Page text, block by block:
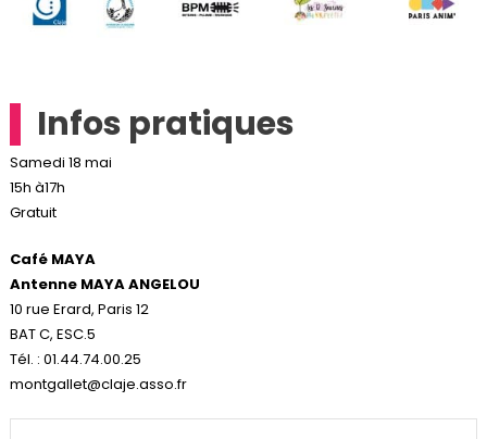
Infos pratiques
Samedi 18 mai
15h à17h
Gratuit
Café MAYA
Antenne MAYA ANGELOU
10 rue Erard, Paris 12
BAT C, ESC.5
Tél. : 01.44.74.00.25
montgallet@claje.asso.fr